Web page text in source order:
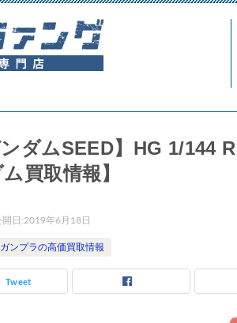
ンダムSEED】HG 1/144
買取情報】
開日:2019年6月18日
ガンプラの高価買取情報
Tweet